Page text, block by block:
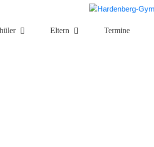
Eltern Termine